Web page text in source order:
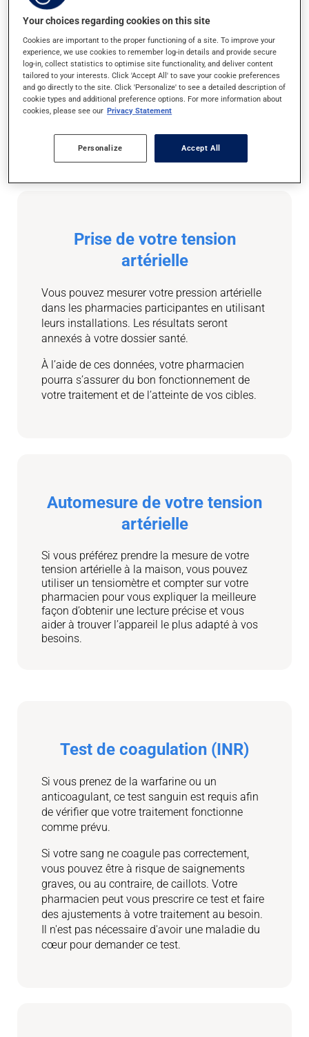
cardiovasculaire
Si vous prenez des médicaments pour une
maladie du cœur, votre pharmacien pourrait
vous proposer quelques tests pour confirmer
que votre pression artérielle ou votre
pour apporter des ajustements à votre
traitement.
Prise de votre tension
artérielle
Vous pouvez mesurer votre pression artérielle
dans les pharmacies participantes en utilisant
leurs installations. Les résultats seront
annexés à votre dossier santé.
À l’aide de ces données, votre pharmacien
pourra s’assurer du bon fonctionnement de
votre traitement et de l’atteinte de vos cibles.
Automesure de votre tension
artérielle
Si vous préférez prendre la mesure de votre
tension artérielle à la maison, vous pouvez
utiliser un tensiomètre et compter sur votre
pharmacien pour vous expliquer la meilleure
façon d’obtenir une lecture précise et vous
aider à trouver l’appareil le plus adapté à vos
besoins.
Test de coagulation (INR)
Si vous prenez de la warfarine ou un
anticoagulant, ce test sanguin est requis afin
de vérifier que votre traitement fonctionne
comme prévu.
Si votre sang ne coagule pas correctement,
vous pouvez être à risque de saignements
graves, ou au contraire, de caillots. Votre
pharmacien peut vous prescrire ce test et faire
des ajustements à votre traitement au besoin.
Il n'est pas nécessaire d'avoir une maladie du
cœur pour demander ce test.
Your choices regarding cookies on this site
Cookies are important to the proper functioning of a site. To improve your
experience, we use cookies to remember log-in details and provide secure
log-in, collect statistics to optimise site functionality, and deliver content
tailored to your interests. Click 'Accept All' to save your cookie preferences
and go directly to the site. Click 'Personalize' to see a detailed description of
cookie types and additional preference options. For more information about
cookies, please see our Privacy Statement
Personalize Accept All